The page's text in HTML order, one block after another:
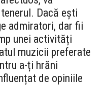
Dacă ești
admiratori, dar fii
unei activități
muzicii preferate
a-ți hrăni
de opiniile